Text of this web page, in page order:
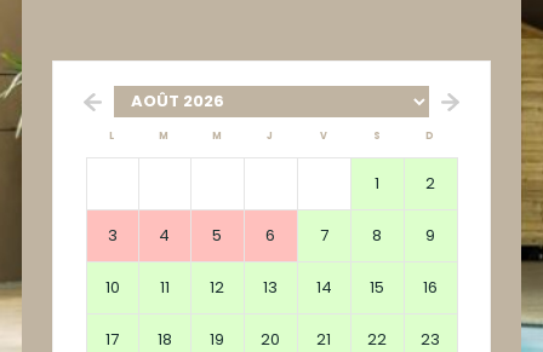
L M M J V S D
1 2
3 4 5 6 7 8 9
10 11 12 13 14 15 16
17 18 19 20 21 22 23